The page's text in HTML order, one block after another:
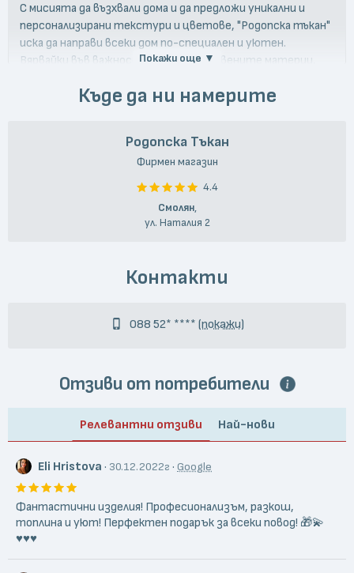
С мисията да възхвали дома и да предложи уникални и
персонализирани текстури и цветове, "Родопска тъкан"
иска да направи всеки дом по-специален и уютен.
Вярвайки във важността на естествените материи,
Австралия и Нова Зеландия.
подкрепя българската текстилна традиция и
овцевъдство в Родопите.
Покажи още ▼
Къде да ни намерите
Родопска Тъкан
Фирмен магазин
4.4
Смолян,
ул. Наталия 2
Контакти
088 52* **** (покажи)
Отзиви от потребители
Релевантни отзиви Най-нови
Eli Hristova · 30.12.2022г · Google
Фантастични изделия! Професионализъм, разкош,
топлина и уют! Перфектен подарък за всеки повод! 🎁💫
♥️♥️♥️